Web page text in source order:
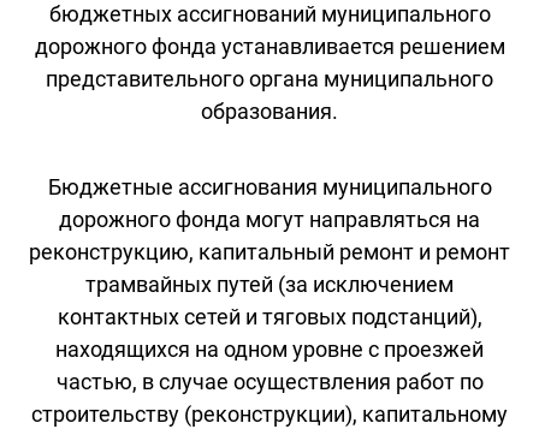
бюджетных ассигнований муниципального
дорожного фонда устанавливается решением
представительного органа муниципального
образования.
Бюджетные ассигнования муниципального
дорожного фонда могут направляться на
реконструкцию, капитальный ремонт и ремонт
трамвайных путей (за исключением
контактных сетей и тяговых подстанций),
находящихся на одном уровне с проезжей
частью, в случае осуществления работ по
строительству (реконструкции), капитальному